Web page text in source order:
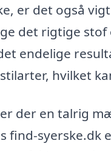
er det også
det rigtige
endelige
hvilket
der en talrig
find-syerske.dk